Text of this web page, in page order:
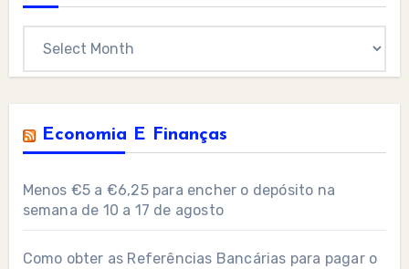
Economia E Finanças
Menos €5 a €6,25 para encher o depósito na
semana de 10 a 17 de agosto
Como obter as Referências Bancárias para pagar o